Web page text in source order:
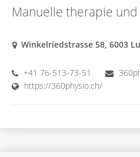
Manuelle therapie
Winkelriedstrasse 58, 6003
+41 76-513-73-51
https://360physio.ch/